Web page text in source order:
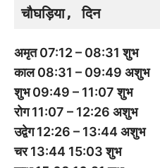
चौघड़िया, दिन
अमृत 07:12 – 08:31 शुभ
काल 08:31 – 09:49 अशुभ
शुभ 09:49 – 11:07 शुभ
रोग 11:07 – 12:26 अशुभ
उद्वेग 12:26 – 13:44 अशुभ
चर 13:44 15:03 शुभ